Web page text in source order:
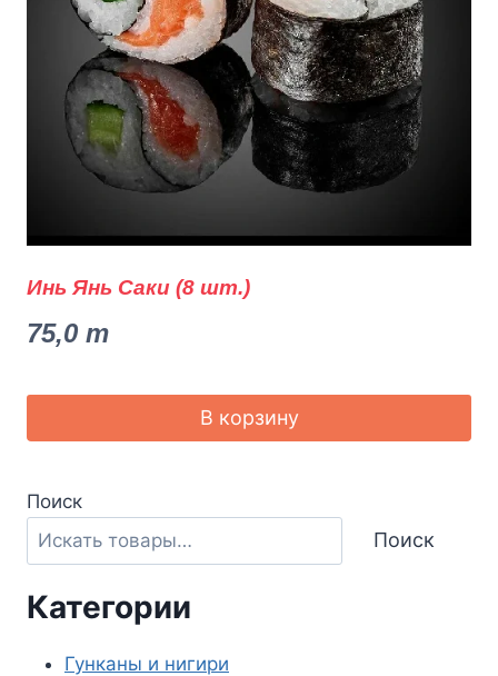
Инь Янь Саки (8 шт.)
75,0 m
В корзину
Поиск
Поиск
Категории
Гунканы и нигири